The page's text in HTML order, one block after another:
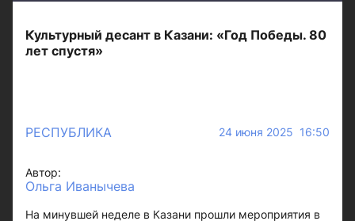
Культурный десант в Казани: «Год Победы. 80
лет спустя»
РЕСПУБЛИКА 24 июня 2025 16:50
Автор:
Ольга Иванычева
На минувшей неделе в Казани прошли мероприятия в